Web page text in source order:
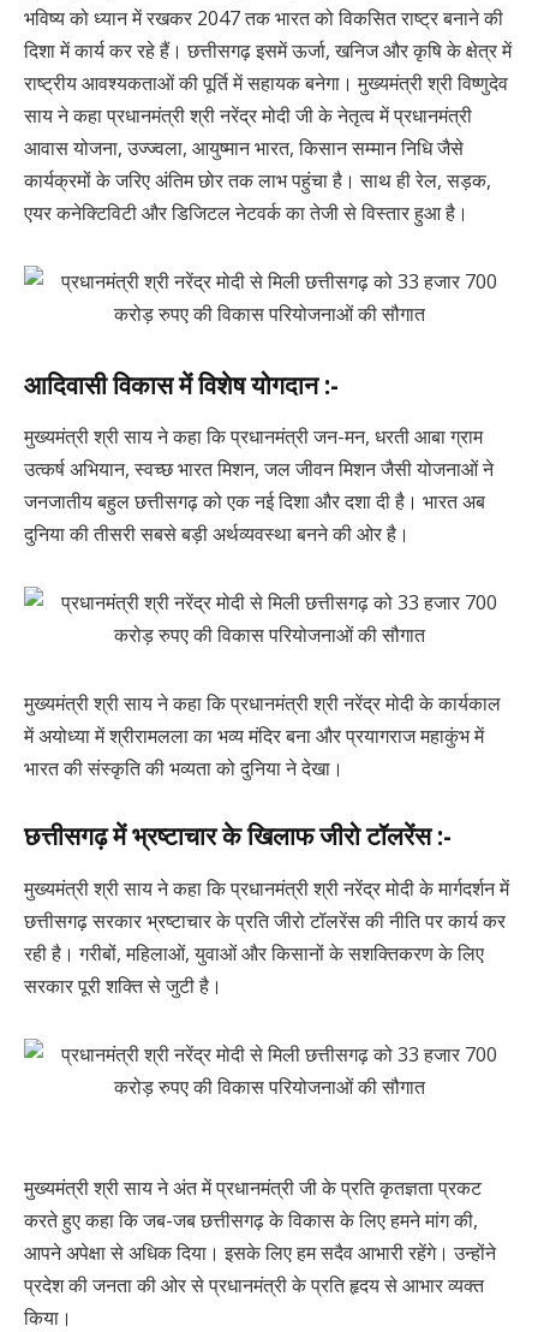
भविष्य को ध्यान में रखकर 2047 तक भारत को विकसित राष्ट्र बनाने की
दिशा में कार्य कर रहे हैं। छत्तीसगढ़ इसमें ऊर्जा, खनिज और कृषि के क्षेत्र में
राष्ट्रीय आवश्यकताओं की पूर्ति में सहायक बनेगा। मुख्यमंत्री श्री विष्णुदेव
साय ने कहा प्रधानमंत्री श्री नरेंद्र मोदी जी के नेतृत्व में प्रधानमंत्री
आवास योजना, उज्ज्वला, आयुष्मान भारत, किसान सम्मान निधि जैसे
कार्यक्रमों के जरिए अंतिम छोर तक लाभ पहुंचा है। साथ ही रेल, सड़क,
एयर कनेक्टिविटी और डिजिटल नेटवर्क का तेजी से विस्तार हुआ है।
आदिवासी विकास में विशेष योगदान :-
मुख्यमंत्री श्री साय ने कहा कि प्रधानमंत्री जन-मन, धरती आबा ग्राम
उत्कर्ष अभियान, स्वच्छ भारत मिशन, जल जीवन मिशन जैसी योजनाओं ने
जनजातीय बहुल छत्तीसगढ़ को एक नई दिशा और दशा दी है। भारत अब
दुनिया की तीसरी सबसे बड़ी अर्थव्यवस्था बनने की ओर है।
मुख्यमंत्री श्री साय ने कहा कि प्रधानमंत्री श्री नरेंद्र मोदी के कार्यकाल
में अयोध्या में श्रीरामलला का भव्य मंदिर बना और प्रयागराज महाकुंभ में
भारत की संस्कृति की भव्यता को दुनिया ने देखा।
छत्तीसगढ़ में भ्रष्टाचार के खिलाफ जीरो टॉलरेंस :-
मुख्यमंत्री श्री साय ने कहा कि प्रधानमंत्री श्री नरेंद्र मोदी के मार्गदर्शन में
छत्तीसगढ़ सरकार भ्रष्टाचार के प्रति जीरो टॉलरेंस की नीति पर कार्य कर
रही है। गरीबों, महिलाओं, युवाओं और किसानों के सशक्तिकरण के लिए
सरकार पूरी शक्ति से जुटी है।
मुख्यमंत्री श्री साय ने अंत में प्रधानमंत्री जी के प्रति कृतज्ञता प्रकट
करते हुए कहा कि जब-जब छत्तीसगढ़ के विकास के लिए हमने मांग की,
आपने अपेक्षा से अधिक दिया। इसके लिए हम सदैव आभारी रहेंगे। उन्होंने
प्रदेश की जनता की ओर से प्रधानमंत्री के प्रति हृदय से आभार व्यक्त
किया।